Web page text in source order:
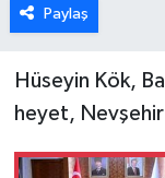
Paylaş
Hüseyin Kök,
heyet,